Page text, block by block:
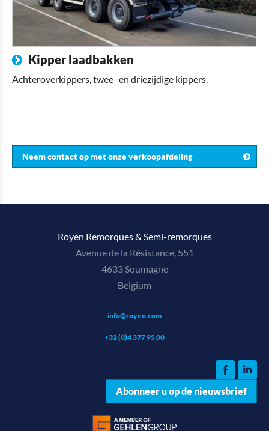
Kipper laadbakken
Achteroverkippers, twee- en driezijdige kippers.
Neem contact op met onze verkoopafdeling
Royen Remorques & Semi-remorques
Avenue de la Résistance, 551
4633 Soumagne
Belgium
info@royen.com
+32 (0)4 377 95 00
Abonneer u op de nieuwsbrief